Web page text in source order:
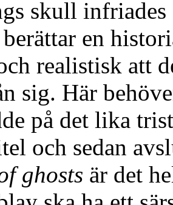
skull
en
realistisk att
sig. Här
på det lika
och sedan
ghosts är det